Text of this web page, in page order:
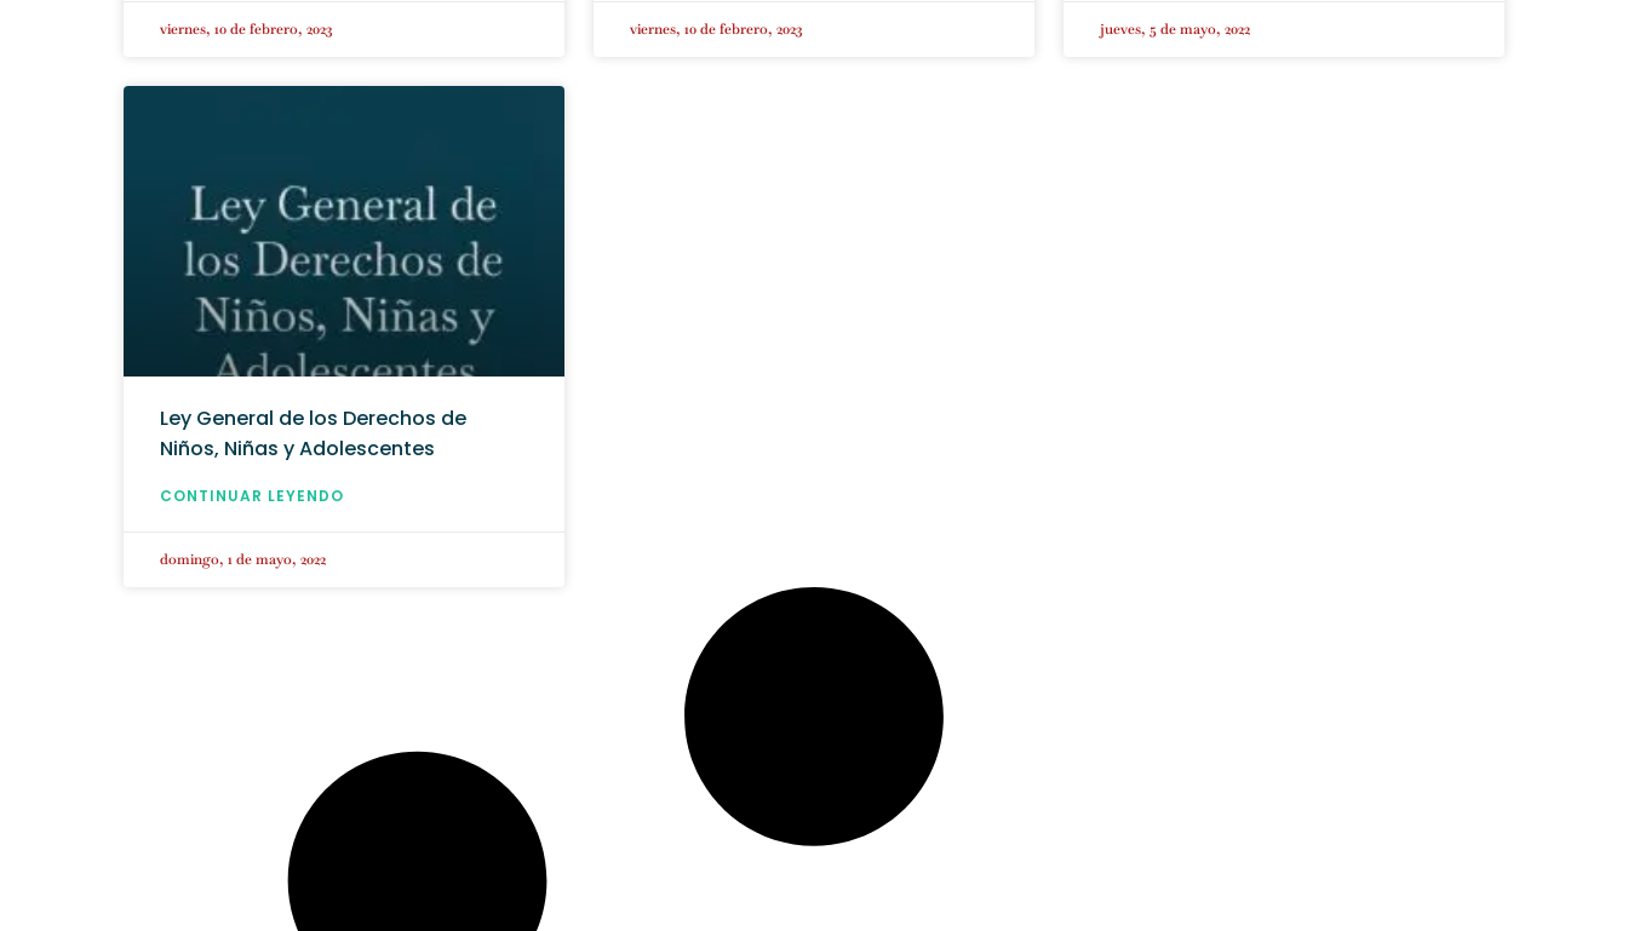
viernes, 10 de febrero, 2023 viernes, 10 de febrero, 2023 jueves, 5 de mayo, 2022
Ley General de los Derechos de
Niños, Niñas y Adolescentes
CONTINUAR LEYENDO
domingo, 1 de mayo, 2022